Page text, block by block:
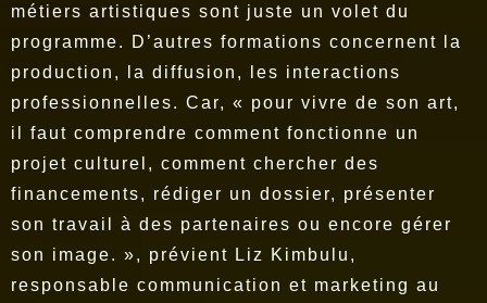
métiers artistiques sont juste un volet du
programme. D’autres formations concernent la
production, la diffusion, les interactions
professionnelles. Car, « pour vivre de son art,
il faut comprendre comment fonctionne un
projet culturel, comment chercher des
financements, rédiger un dossier, présenter
son travail à des partenaires ou encore gérer
son image. », prévient Liz Kimbulu,
responsable communication et marketing au